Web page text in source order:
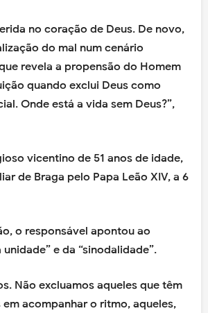
no coração de Deus. De novo,
do mal num cenário
revela a propensão do Homem
quando exclui Deus como
Onde está a vida sem Deus?”,
vicentino de 51 anos de idade,
de Braga pelo Papa Leão XIV, a 6
o responsável apontou ao
e da “sinodalidade”.
Não excluamos aqueles que têm
acompanhar o ritmo, aqueles,